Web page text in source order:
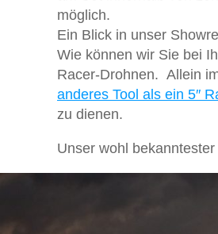
möglich.
Ein Blick in unser
Wie können wir Sie bei
Racer-Drohnen. Allein
anderes Tool als ein 5″
zu dienen.
Unser wohl